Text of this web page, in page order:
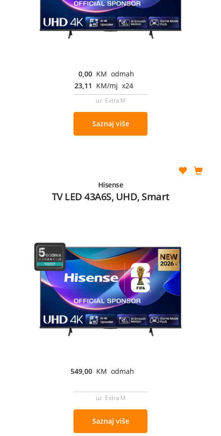
0,00 KM odmah
23,11 KM/mj x24
uz Extra M
Saznaj više
Hisense
TV LED 43A6S, UHD, Smart
549,00 KM odmah
uz Extra M
Saznaj više